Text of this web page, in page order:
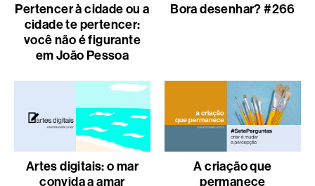
Pertencer à cidade ou a
cidade te pertencer:
você não é figurante
em João Pessoa
Bora desenhar? #266
Artes digitais: o mar
convida a amar
A criação que
permanece